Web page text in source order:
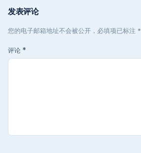
发表评论
您的电子邮箱地址不会被公开，必填项已标注 *
评论 *